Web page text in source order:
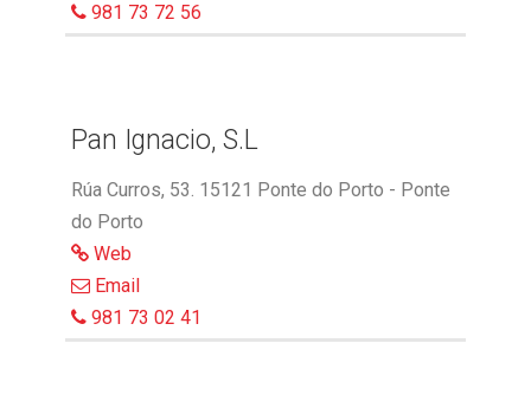
981 73 72 56
Pan Ignacio, S.L
Rúa Curros, 53. 15121 Ponte do Porto - Ponte
do Porto
Web
Email
981 73 02 41